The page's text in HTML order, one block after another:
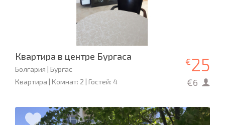
Квартира в центре Бургаса
Болгария | Бургас
Квартира | Комнат: 2 | Гостей: 4
€25
€6